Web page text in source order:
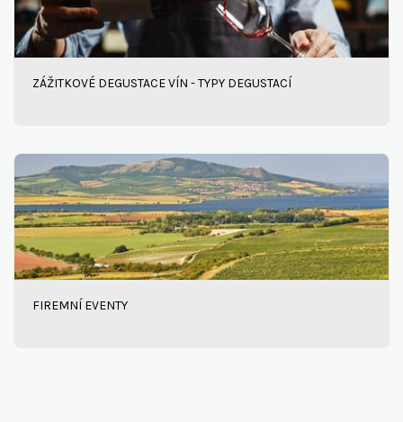
ZÁŽITKOVÉ DEGUSTACE VÍN - TYPY DEGUSTACÍ
FIREMNÍ EVENTY